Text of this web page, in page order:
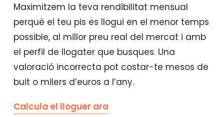
Maximitzem la teva rendibilitat mensual
perquè el teu pis es llogui en el menor temps
possible, al millor preu real del mercat i amb
el perfil de llogater que busques. Una
valoració incorrecta pot costar-te mesos de
buit o milers d’euros a l’any.
Calcula el lloguer ara